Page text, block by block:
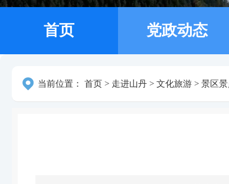
首页 党政动态
当前位置： 首页 > 走进山丹 > 文化旅游 > 景区景